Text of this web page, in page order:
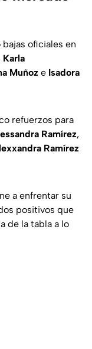
oficiales en
Muñoz e Isadora
refuerzos para
Ramírez,
Ramírez
a enfrentar su
positivos que
de la tabla a lo